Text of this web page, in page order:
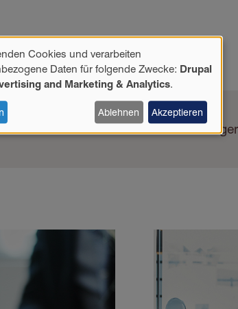
mehr erfahren? Wir beraten Sie
Cookies und verarbeiten
Daten für folgende Zwecke: Drupal
and Marketing & Analytics.
Ablehnen Akzeptieren